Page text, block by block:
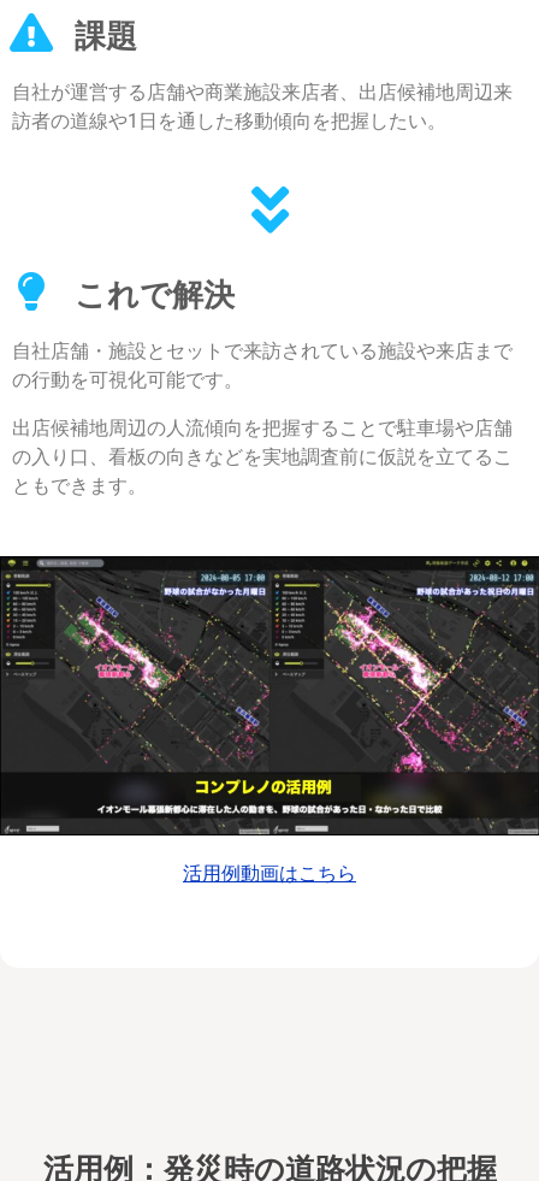
課題
自社が運営する店舗や商業施設来店者、出店候補地周辺来
訪者の道線や1日を通した移動傾向を把握したい。
これで解決
自社店舗・施設とセットで来訪されている施設や来店まで
の行動を可視化可能です。
出店候補地周辺の人流傾向を把握することで駐車場や店舗
の入り口、看板の向きなどを実地調査前に仮説を立てるこ
ともできます。
活用例動画はこちら
活用例：発災時の道路状況の把握